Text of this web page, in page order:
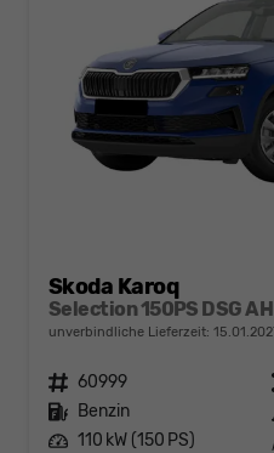
Skoda Karoq
unverbindliche Lieferzeit:
Fahrzeugnr. 60999
Kraftstoff Benzin
Leistung 110 kW (150 PS)